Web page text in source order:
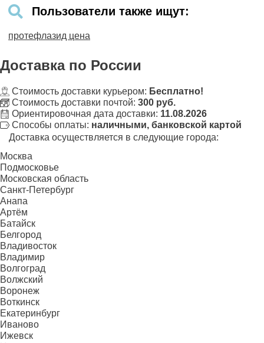
Пользователи также ищут:
протефлазид цена
Доставка по России
Стоимость доставки курьером: Бесплатно!
Стоимость доставки почтой: 300 руб.
Ориентировочная дата доставки: 11.08.2026
Способы оплаты: наличными, банковской картой
Доставка осуществляется в следующие города:
Москва
Подмосковье
Московская область
Санкт-Петербург
Анапа
Артём
Батайск
Белгород
Владивосток
Владимир
Волгоград
Волжский
Воронеж
Воткинск
Екатеринбург
Иваново
Ижевск